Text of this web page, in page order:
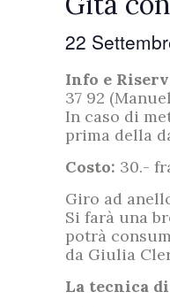
22
Info e
37 92
In caso di
prima della
Costo: 30.-
Giro ad
Si farà una
potrà
da Giulia
La tecnica